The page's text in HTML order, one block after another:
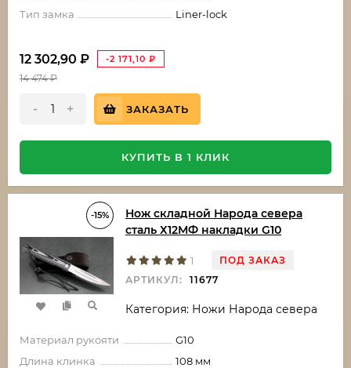
Тип замка
Liner-lock
12 302,90 ₽ -2 171,10 ₽
14 474₽
- + ЗАКАЗАТЬ
КУПИТЬ В 1 КЛИК
-15%
Нож складной Народа севера
сталь Х12МФ накладки G10
1
ПОД ЗАКАЗ
АРТИКУЛ:
11677
Категория: Ножи Народа севера
Материал рукояти
G10
Длина клинка
108 мм